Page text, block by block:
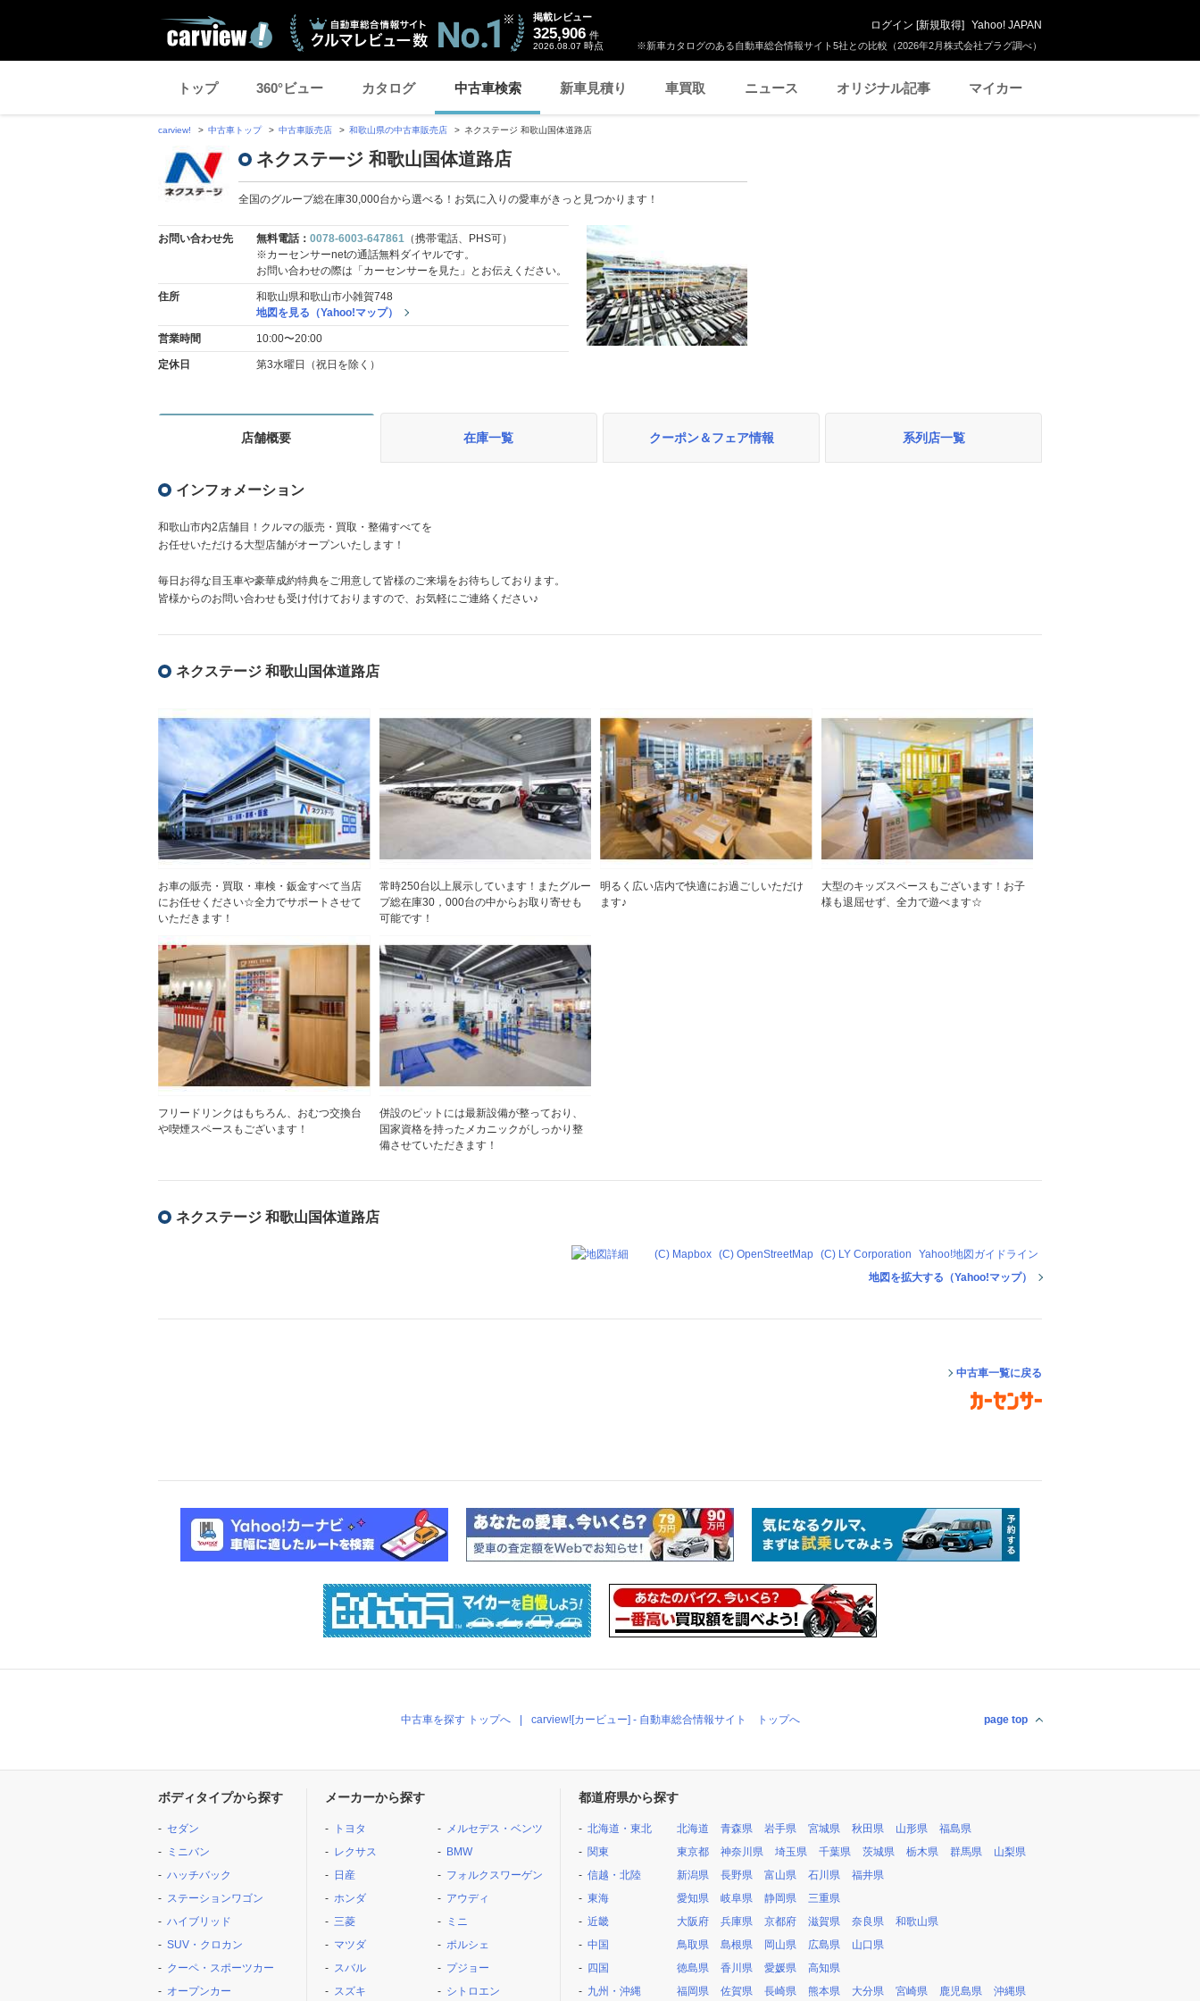
※新車カタログのある自動車総合情報サイト5社との比較（2026年2月株式会社プラグ調べ）
掲載レビュー
325,906 件
2026.08.07 時点
ログイン [新規取得] Yahoo! JAPAN
トップ 360°ビュー カタログ 中古車検索 新車見積り 車買取 ニュース オリジナル記事 マイカー
carview! 中古車トップ 中古車販売店 和歌山県の中古車販売店 ネクステージ 和歌山国体道路店
ネクステージ 和歌山国体道路店
全国のグループ総在庫30,000台から選べる！お気に入りの愛車がきっと見つかります！
お問い合わせ先 無料電話： 0078-6003-647861 （携帯電話、PHS可）
※カーセンサーnetの通話無料ダイヤルです。
お問い合わせの際は「カーセンサーを見た」とお伝えください。
住所
和歌山県和歌山市小雑賀748
地図を見る（Yahoo!マップ）
営業時間 10:00〜20:00
定休日 第3水曜日（祝日を除く）
店舗概要 在庫一覧 クーポン＆フェア情報 系列店一覧
インフォメーション
和歌山市内2店舗目！クルマの販売・買取・整備すべてを
お任せいただける大型店舗がオープンいたします！
毎日お得な目玉車や豪華成約特典をご用意して皆様のご来場をお待ちしております。
皆様からのお問い合わせも受け付けておりますので、お気軽にご連絡ください♪
ネクステージ 和歌山国体道路店
お車の販売・買取・車検・鈑金すべて当店
にお任せください☆全力でサポートさせて
いただきます！
常時250台以上展示しています！またグルー
プ総在庫30，000台の中からお取り寄せも
可能です！
明るく広い店内で快適にお過ごしいただけ
ます♪
大型のキッズスペースもございます！お子
様も退屈せず、全力で遊べます☆
フリードリンクはもちろん、おむつ交換台
や喫煙スペースもございます！
併設のピットには最新設備が整っており、
国家資格を持ったメカニックがしっかり整
備させていただきます！
ネクステージ 和歌山国体道路店
(C) Mapbox (C) OpenStreetMap (C) LY Corporation
Yahoo!地図ガイドライン
地図を拡大する（Yahoo!マップ）
中古車一覧に戻る
中古車を探す トップへ carview![カービュー] - 自動車総合情報サイト トップへ page top
ボディタイプから探す
セダン
ミニバン
ハッチバック
ステーションワゴン
ハイブリッド
SUV・クロカン
クーペ・スポーツカー
オープンカー
メーカーから探す
トヨタ
レクサス
日産
ホンダ
三菱
マツダ
スバル
スズキ
メルセデス・ベンツ
BMW
フォルクスワーゲン
アウディ
ミニ
ポルシェ
プジョー
シトロエン
都道府県から探す
北海道・東北 北海道 青森県 岩手県 宮城県 秋田県 山形県
福島県
関東
東京都 神奈川県 埼玉県 千葉県 茨城県 栃木県 群馬県
山梨県
信越・北陸
新潟県 長野県 富山県 石川県
福井県
東海
愛知県 岐阜県 静岡県
三重県
近畿
大阪府 兵庫県 京都府 滋賀県 奈良県
和歌山県
中国
鳥取県 島根県 岡山県 広島県
山口県
四国
徳島県 香川県 愛媛県
高知県
九州・沖縄
福岡県 佐賀県 長崎県 熊本県 大分県 宮崎県 鹿児島県 沖縄県